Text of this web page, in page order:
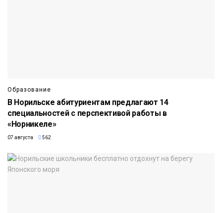
Образование
В Норильске абитуриентам предлагают 14
специальностей с перспективой работы в
«Норникеле»
07 августа 562